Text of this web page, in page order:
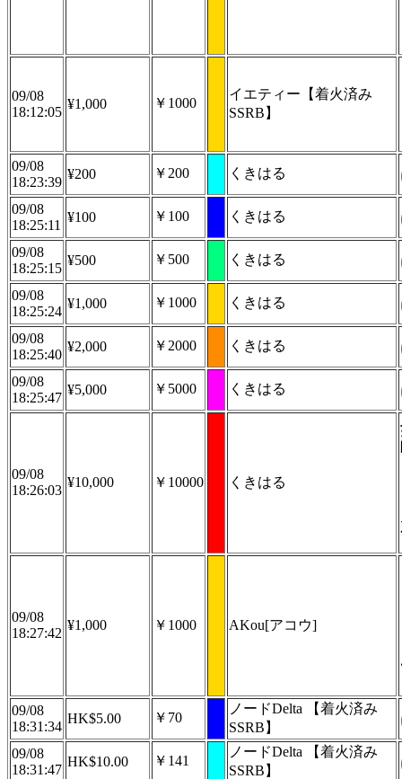
09/08
18:12:05
¥1,000 ￥1000
イエティー【着火済み
SSRB】
09/08
18:23:39
¥200 ￥200 くきはる
09/08
18:25:11
¥100 ￥100 くきはる
09/08
18:25:15
¥500 ￥500 くきはる
09/08
18:25:24
¥1,000 ￥1000 くきはる
09/08
18:25:40
¥2,000 ￥2000 くきはる
09/08
18:25:47
¥5,000 ￥5000 くきはる
09/08
18:26:03
¥10,000 ￥10000 くきはる
09/08
18:27:42
¥1,000 ￥1000 AKou[アコウ]
09/08
18:31:34
HK$5.00 ￥70
ノードDelta 【着火済み
SSRB】
09/08
18:31:47
HK$10.00 ￥141
ノードDelta 【着火済み
SSRB】